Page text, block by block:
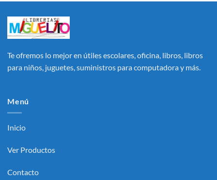
Te ofremos lo mejor en útiles escolares, oficina, libros, libros
para niños, juguetes, suministros para computadora y más.
Menú
Inicio
Ver Productos
Contacto